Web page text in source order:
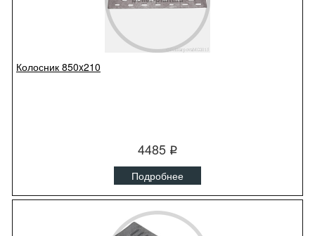
Колосник 850x210
4485 q
Подробнее